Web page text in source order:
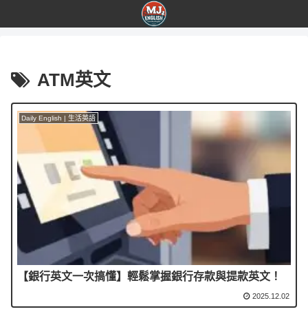
ATM英文
Daily English | 生活英語
【銀行英文一次搞懂】輕鬆掌握銀行存款與提款英文！
2025.12.02